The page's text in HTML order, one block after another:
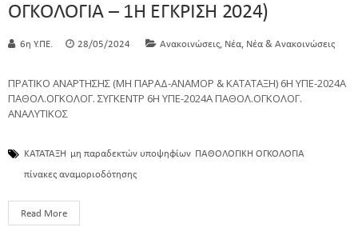
ΟΓΚΟΛΟΓΙΑ – 1Η ΕΓΚΡΙΣΗ 2024)
6η Υ.ΠΕ. 28/05/2024 Ανακοινώσεις, Νέα, Νέα & Ανακοινώσεις
ΠΡΑΤΙΚΟ ΑΝΑΡΤΗΣΗΣ (ΜΗ ΠΑΡΑΔ-ΑΝΑΜΟΡ & ΚΑΤΑΤΑΞΗ) 6Η ΥΠΕ-2024A
ΠΑΘΟΛ.ΟΓΚΟΛΟΓ. ΣΥΓΚΕΝΤΡ 6Η ΥΠΕ-2024A ΠΑΘΟΛ.ΟΓΚΟΛΟΓ.
ΑΝΑΛΥΤΙΚΟΣ
ΚΑΤΑΤΑΞΗ μη παραδεκτών υποψηφίων ΠΑΘΟΛΟΓΙΚΗ ΟΓΚΟΛΟΓΙΑ
πίνακες αναμοριοδότησης
Read More